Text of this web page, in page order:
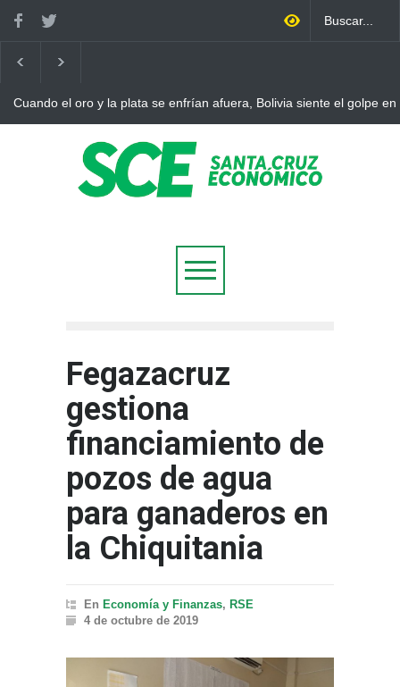
Cuando el oro y la plata se enfrían afuera, Bolivia siente el golpe en
Fegazacruz
gestiona
financiamiento de
pozos de agua
para ganaderos en
la Chiquitania
En Economía y Finanzas, RSE
4 de octubre de 2019